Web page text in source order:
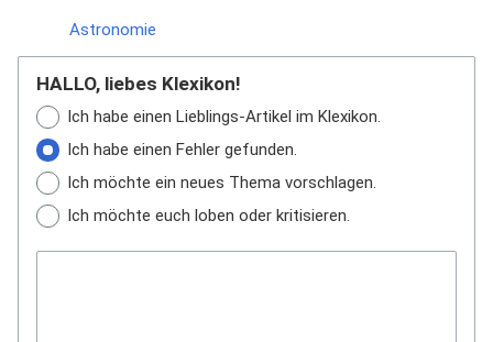
Astronomie
HALLO, liebes Klexikon!
Ich habe einen Lieblings-Artikel im Klexikon.
Ich habe einen Fehler gefunden.
Ich möchte ein neues Thema vorschlagen.
Ich möchte euch loben oder kritisieren.